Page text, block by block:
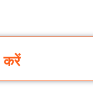
करें